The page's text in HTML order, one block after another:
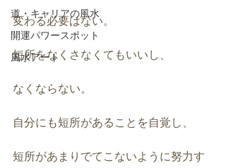
道・キャリアの風水
開運パワースポット
風水アート
変わる必要はない。
短所をなくさなくてもいいし、
なくならない。
自分にも短所があることを自覚し、
短所があまりでてこないように努力す